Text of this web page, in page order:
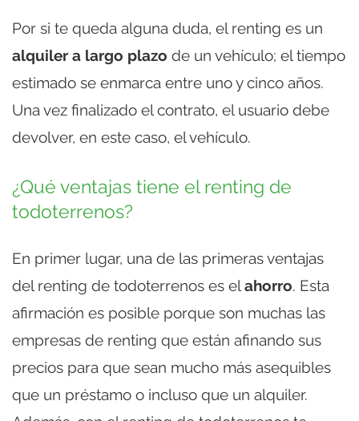
Por si te queda alguna duda, el renting es un
alquiler a largo plazo de un vehículo; el tiempo
estimado se enmarca entre uno y cinco años.
Una vez finalizado el contrato, el usuario debe
devolver, en este caso, el vehículo.
¿Qué ventajas tiene el renting de
todoterrenos?
En primer lugar, una de las primeras ventajas
del renting de todoterrenos es elahorro. Esta
afirmación es posible porque son muchas las
empresas de renting que están afinando sus
precios para que sean mucho más asequibles
que un préstamo o incluso que un alquiler.